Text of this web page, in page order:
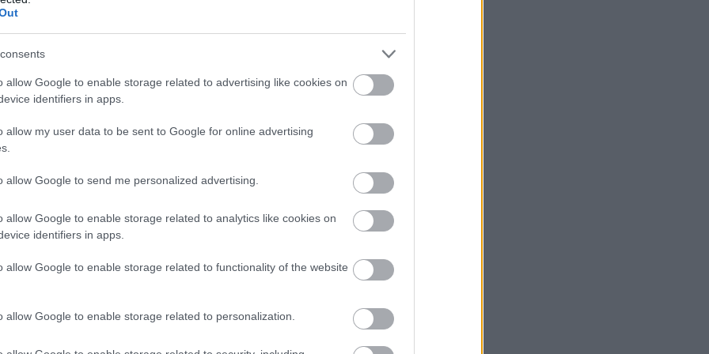
allow Google to enable storage related to advertising like cookies on
identifiers in apps.
allow my user data to be sent to Google for online advertising
allow Google to send me personalized advertising.
allow Google to enable storage related to analytics like cookies on
identifiers in apps.
allow Google to enable storage related to functionality of the website
allow Google to enable storage related to personalization.
sācies pavēstu
ar tiem, kuri tās
“Pirmo reizi ko tādu
par veikalā novēroto
Jevhens Vasiļenko: “Divas ienaidnieka
pilsētas centrā – Kijivas rajonā. Viena no tām